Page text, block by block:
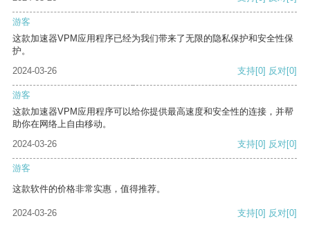
游客
这款加速器VPM应用程序已经为我们带来了无限的隐私保护和安全性保
护。
2024-03-26
支持[0] 反对[0]
游客
这款加速器VPM应用程序可以给你提供最高速度和安全性的连接，并帮
助你在网络上自由移动。
2024-03-26
支持[0] 反对[0]
游客
这款软件的价格非常实惠，值得推荐。
2024-03-26 支持[0] 反对[0]